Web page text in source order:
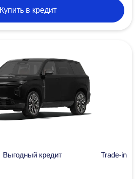
Купить в кредит
Выгодный кредит Trade-in